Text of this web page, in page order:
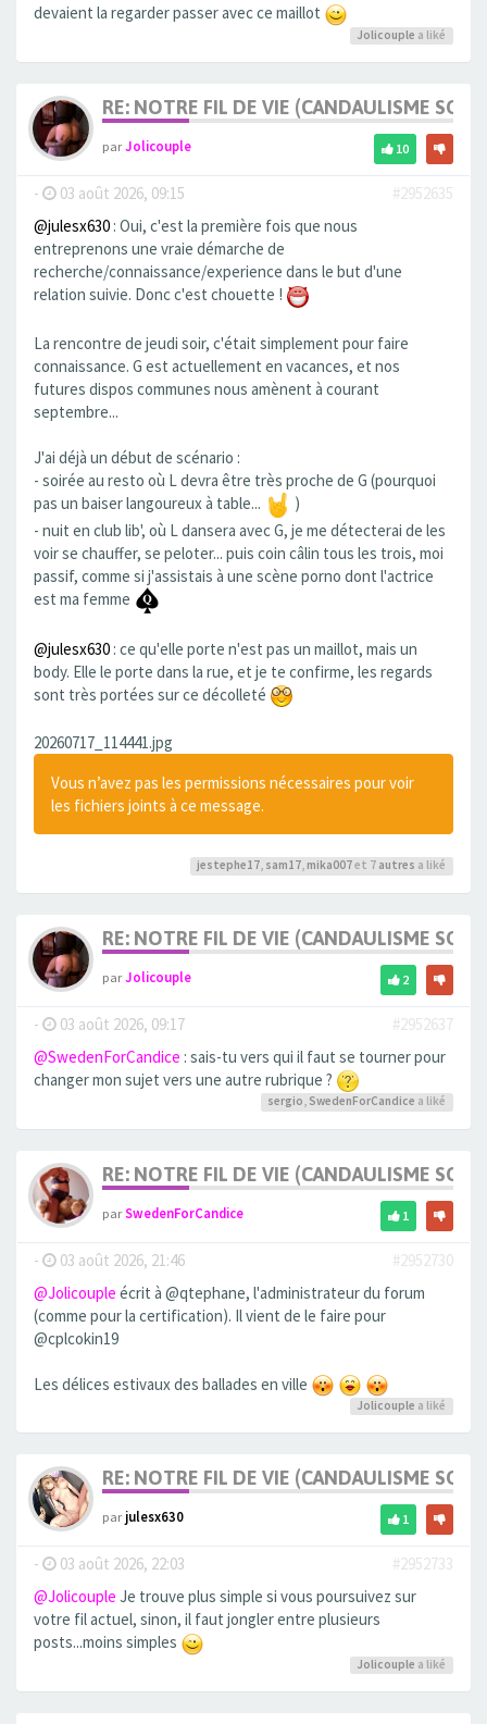
devaient la regarder passer avec ce maillot
Jolicouple a liké
RE: NOTRE FIL DE VIE (CANDAULISME
parJolicouple 10
- 03 août 2026, 09:15
#2952635
@julesx630 : Oui, c'est la première fois que nous
entreprenons une vraie démarche de
recherche/connaissance/experience dans le but d'une
relation suivie. Donc c'est chouette !
La rencontre de jeudi soir, c'était simplement pour faire
connaissance. G est actuellement en vacances, et nos
futures dispos communes nous amènent à courant
septembre...
J'ai déjà un début de scénario :
- soirée au resto où L devra être très proche de G (pourquoi
pas un baiser langoureux à table...
)
- nuit en club lib', où L dansera avec G, je me détecterai de les
voir se chauffer, se peloter... puis coin câlin tous les trois, moi
passif, comme si j'assistais à une scène porno dont l'actrice
est ma femme
@julesx630 : ce qu'elle porte n'est pas un maillot, mais un
body. Elle le porte dans la rue, et je te confirme, les regards
sont très portées sur ce décolleté
20260717_114441.jpg
Vous n’avez pas les permissions nécessaires pour voir
les fichiers joints à ce message.
jestephe17, sam17, mika007et 7 autres a liké
RE: NOTRE FIL DE VIE (CANDAULISME
parJolicouple 2
- 03 août 2026, 09:17
#2952637
@SwedenForCandice : sais-tu vers qui il faut se tourner pour
changer mon sujet vers une autre rubrique ?
sergio, SwedenForCandice a liké
RE: NOTRE FIL DE VIE (CANDAULISME
parSwedenForCandice 1
- 03 août 2026, 21:46
#2952730
@Jolicouple écrit à @qtephane, l'administrateur du forum
(comme pour la certification). Il vient de le faire pour
@cplcokin19
Les délices estivaux des ballades en ville
Jolicouple a liké
RE: NOTRE FIL DE VIE (CANDAULISME
parjulesx630 1
- 03 août 2026, 22:03
#2952733
@Jolicouple Je trouve plus simple si vous poursuivez sur
votre fil actuel, sinon, il faut jongler entre plusieurs
posts...moins simples
Jolicouple a liké